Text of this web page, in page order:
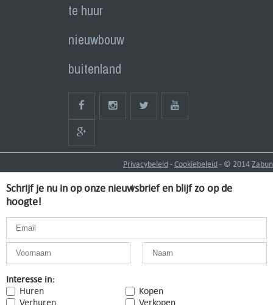
te huur
nieuwbouw
buitenland
Privacybeleid-Cookiebeleid- © 2014Zabun
Schrijf je nu in op onze nieuwsbrief en blijf zo op de
hoogte!
Interesse in:
Huren
Kopen
Verhuren
Verkopen